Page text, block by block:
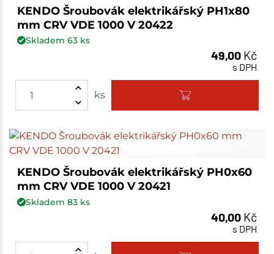
KENDO Šroubovák elektrikářský PH1x80
mm CRV VDE 1000 V 20422
Skladem 63ks
49,00 Kč
s DPH
ks
KENDO Šroubovák elektrikářský PH0x60
mm CRV VDE 1000 V 20421
Skladem 83ks
40,00 Kč
s DPH